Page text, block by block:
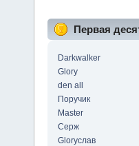
Первая
Darkwalker
Glory
den all
Поручик
Master
Серж
Gloryслав